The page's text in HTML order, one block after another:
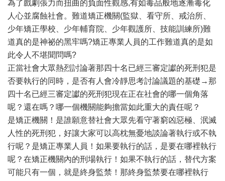
為了戲劇張力而扭曲的負面性觀感,有如毒品般地逐漸毒化
人心並腐蝕社會。難道矯正機關(監獄、看守所、戒治所、
少年矯正學校、少年輔育院、少年觀護所、技能訓練所)難
道真的是神祕的黑牢嗎?矯正專業人員的工作難道真的是如
此令人不堪聞問嗎?
正當社會大眾熱烈討論著那四十名已經三審定讞的死刑犯是
否要執行的同時，是否有人會冷靜思考討論議題的基礎→那
四十名已經三審定讞的死刑犯現在正在社會的哪一個角落
呢？還在嗎？哪一個機關能夠擔當如此重大的責任呢？
是矯正機關！是誰願意替社會大眾先看守著窮凶惡極、泯滅
人性的死刑犯，好讓大家可以高枕無憂地談論著執行或不執
行呢？是矯正專業人員！如果要執行的話，是要在哪裡執行
呢？在矯正機關內的刑場執行！如果不執行的話，替代方案
可能只有一個，就是終身監禁！那終身監禁要在哪裡執行